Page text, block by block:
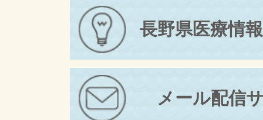
長野県医療情
メール配信